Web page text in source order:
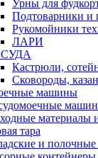
Урны для
Подтоварники и
Рукомойники
ЛАРИ
Кастрюли,
Сковороды,
машины
материалы
тара
и полочные